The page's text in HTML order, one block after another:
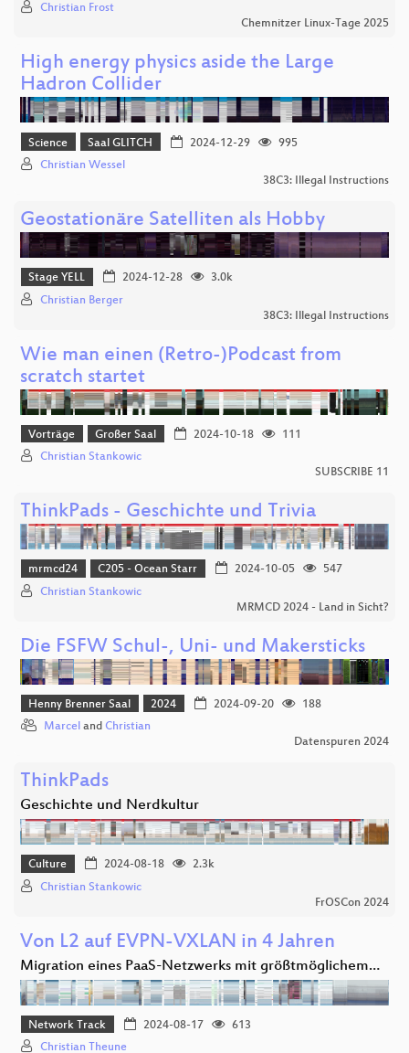
Christian Frost
Chemnitzer Linux-Tage 2025
High energy physics aside the Large
Hadron Collider
Science Saal GLITCH 2024-12-29
995
Christian Wessel
38C3: Illegal Instructions
Geostationäre Satelliten als Hobby
Stage YELL 2024-12-28
3.0k
Christian Berger
38C3: Illegal Instructions
Wie man einen (Retro-)Podcast from
scratch startet
Vorträge Großer Saal 2024-10-18
111
Christian Stankowic
SUBSCRIBE 11
ThinkPads - Geschichte und Trivia
mrmcd24 C205 - Ocean Starr 2024-10-05
547
Christian Stankowic
MRMCD 2024 - Land in Sicht?
Die FSFW Schul-, Uni- und Makersticks
Henny Brenner Saal 2024 2024-09-20
188
Marcel and Christian
Datenspuren 2024
ThinkPads
Geschichte und Nerdkultur
Culture 2024-08-18
2.3k
Christian Stankowic
FrOSCon 2024
Von L2 auf EVPN-VXLAN in 4 Jahren
Migration eines PaaS-Netzwerks mit größtmöglichem…
Network Track 2024-08-17
613
Christian Theune